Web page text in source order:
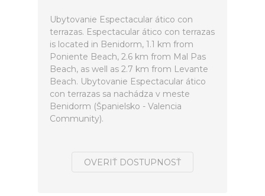
Ubytovanie Espectacular ático con
terrazas. Espectacular ático con terrazas
is located in Benidorm, 1.1 km from
Poniente Beach, 2.6 km from Mal Pas
Beach, as well as 2.7 km from Levante
Beach. Ubytovanie Espectacular ático
con terrazas sa nachádza v meste
Benidorm (Španielsko - Valencia
Community).
OVERIŤ DOSTUPNOSŤ